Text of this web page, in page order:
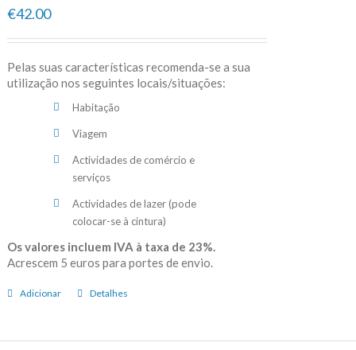
€42.00
Pelas suas características recomenda-se a sua
utilização nos seguintes locais/situações:
Habitação
Viagem
Actividades de comércio e
serviços
Actividades de lazer (pode
colocar-se à cintura)
Os valores incluem IVA à taxa de 23%.
Acrescem 5 euros para portes de envio.
Adicionar Detalhes